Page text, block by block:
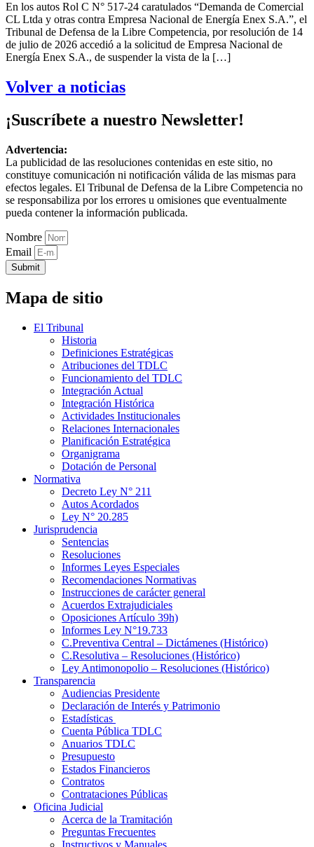
En los autos Rol C N° 517-24 caratulados “Demanda de Comercial
CL Ltda y otras contra Empresa Nacional de Energía Enex S.A.”, el
Tribunal de Defensa de la Libre Competencia, por resolución de 14
de julio de 2026 accedió a la solicitud de Empresa Nacional de
Energía Enex S.A., de suspender la vista de la […]
Volver a noticias
¡Suscríbete a nuestro Newsletter!
Advertencia:
La publicidad de las resoluciones contenidas en este sitio, no
constituye comunicación ni notificación válida de las mismas para
efectos legales. El Tribunal de Defensa de la Libre Competencia no
se responsabiliza por los errores u omisiones que eventualmente
pueda contener la información publicada.
Nombre
Email
Submit
Mapa de sitio
El Tribunal
Historia
Definiciones Estratégicas
Atribuciones del TDLC
Funcionamiento del TDLC
Integración Actual
Integración Histórica
Actividades Institucionales
Relaciones Internacionales
Planificación Estratégica
Organigrama
Dotación de Personal
Normativa
Decreto Ley N° 211
Autos Acordados
Ley N° 20.285
Jurisprudencia
Sentencias
Resoluciones
Informes Leyes Especiales
Recomendaciones Normativas
Instrucciones de carácter general
Acuerdos Extrajudiciales
Oposiciones Artículo 39h)
Informes Ley N°19.733
C.Preventiva Central – Dictámenes (Histórico)
C.Resolutiva – Resoluciones (Histórico)
Ley Antimonopolio – Resoluciones (Histórico)
Transparencia
Audiencias Presidente
Declaración de Interés y Patrimonio
Estadísticas
Cuenta Pública TDLC
Anuarios TDLC
Presupuesto
Estados Financieros
Contratos
Contrataciones Públicas
Oficina Judicial
Acerca de la Tramitación
Preguntas Frecuentes
Instructivos y Manuales